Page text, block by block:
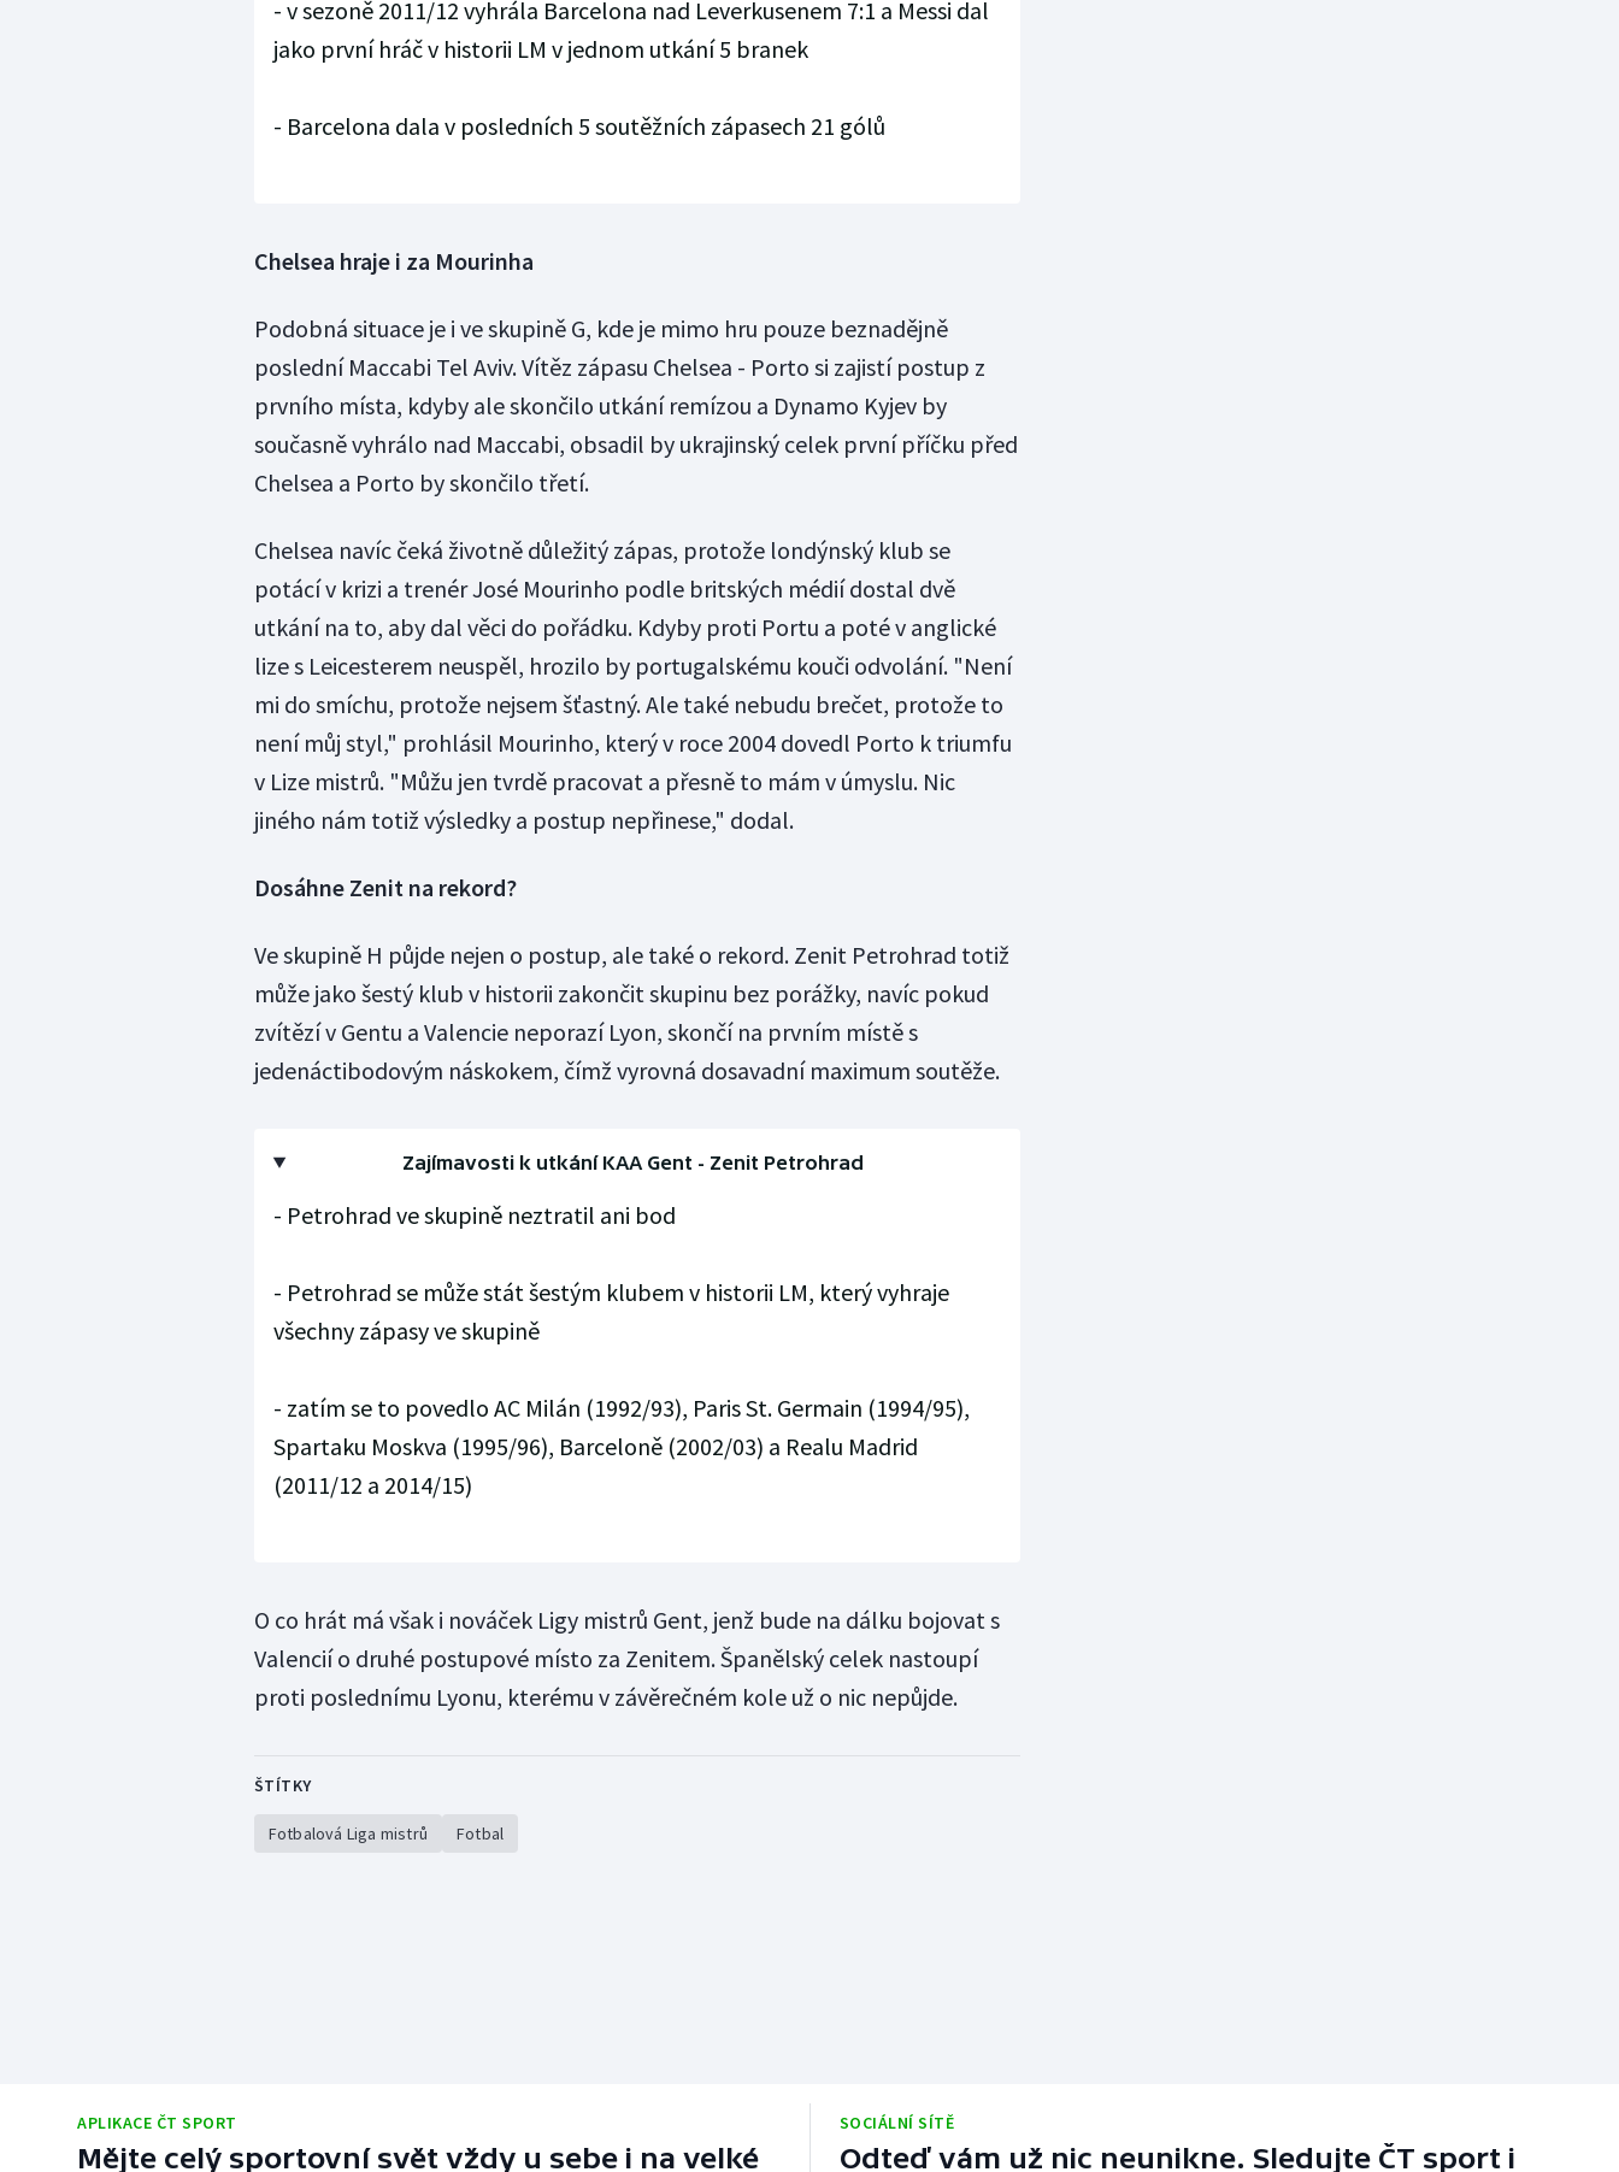
- v sezoně 2011/12 vyhrála Barcelona nad Leverkusenem 7:1 a Messi dal
jako první hráč v historii LM v jednom utkání 5 branek
- Barcelona dala v posledních 5 soutěžních zápasech 21 gólů
Chelsea hraje i za Mourinha
Podobná situace je i ve skupině G, kde je mimo hru pouze beznadějně
poslední Maccabi Tel Aviv. Vítěz zápasu Chelsea - Porto si zajistí postup z
prvního místa, kdyby ale skončilo utkání remízou a Dynamo Kyjev by
současně vyhrálo nad Maccabi, obsadil by ukrajinský celek první příčku před
Chelsea a Porto by skončilo třetí.
Chelsea navíc čeká životně důležitý zápas, protože londýnský klub se
potácí v krizi a trenér José Mourinho podle britských médií dostal dvě
utkání na to, aby dal věci do pořádku. Kdyby proti Portu a poté v anglické
lize s Leicesterem neuspěl, hrozilo by portugalskému kouči odvolání. "Není
mi do smíchu, protože nejsem šťastný. Ale také nebudu brečet, protože to
není můj styl," prohlásil Mourinho, který v roce 2004 dovedl Porto k triumfu
v Lize mistrů. "Můžu jen tvrdě pracovat a přesně to mám v úmyslu. Nic
jiného nám totiž výsledky a postup nepřinese," dodal.
Dosáhne Zenit na rekord?
Ve skupině H půjde nejen o postup, ale také o rekord. Zenit Petrohrad totiž
může jako šestý klub v historii zakončit skupinu bez porážky, navíc pokud
zvítězí v Gentu a Valencie neporazí Lyon, skončí na prvním místě s
jedenáctibodovým náskokem, čímž vyrovná dosavadní maximum soutěže.
Zajímavosti k utkání KAA Gent - Zenit Petrohrad
- Petrohrad ve skupině neztratil ani bod
- Petrohrad se může stát šestým klubem v historii LM, který vyhraje
všechny zápasy ve skupině
- zatím se to povedlo AC Milán (1992/93), Paris St. Germain (1994/95),
Spartaku Moskva (1995/96), Barceloně (2002/03) a Realu Madrid
(2011/12 a 2014/15)
O co hrát má však i nováček Ligy mistrů Gent, jenž bude na dálku bojovat s
Valencií o druhé postupové místo za Zenitem. Španělský celek nastoupí
proti poslednímu Lyonu, kterému v závěrečném kole už o nic nepůjde.
ŠTÍTKY
Fotbalová Liga mistrů Fotbal
APLIKACE ČT SPORT
Mějte celý sportovní svět vždy u sebe i na velké
SOCIÁLNÍ SÍTĚ
Odteď vám už nic neunikne. Sledujte ČT sport i